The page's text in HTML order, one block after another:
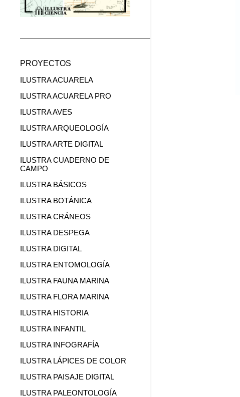
PROYECTOS
ILUSTRA ACUARELA
ILUSTRA ACUARELA PRO
ILUSTRA AVES
ILUSTRA ARQUEOLOGÍA
ILUSTRA ARTE DIGITAL
ILUSTRA CUADERNO DE
CAMPO
ILUSTRA BÁSICOS
ILUSTRA BOTÁNICA
ILUSTRA CRÁNEOS
ILUSTRA DESPEGA
ILUSTRA DIGITAL
ILUSTRA ENTOMOLOGÍA
ILUSTRA FAUNA MARINA
ILUSTRA FLORA MARINA
ILUSTRA HISTORIA
ILUSTRA INFANTIL
ILUSTRA INFOGRAFÍA
ILUSTRA LÁPICES DE COLOR
ILUSTRA PAISAJE DIGITAL
ILUSTRA PALEONTOLOGÍA